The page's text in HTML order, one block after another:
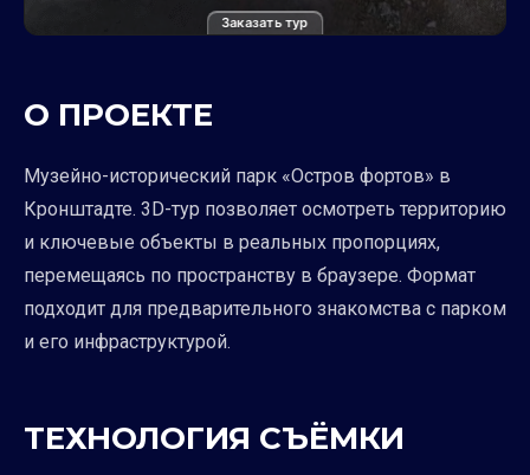
Заказать тур
О ПРОЕКТЕ
Музейно-исторический парк «Остров фортов» в
Кронштадте. 3D-тур позволяет осмотреть территорию
и ключевые объекты в реальных пропорциях,
перемещаясь по пространству в браузере. Формат
подходит для предварительного знакомства с парком
и его инфраструктурой.
ТЕХНОЛОГИЯ СЪЁМКИ